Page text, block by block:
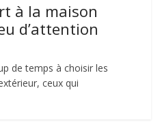
à la maison
d’attention
de temps à choisir les
ceux qui